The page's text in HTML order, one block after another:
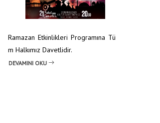
Ramazan Etkinlikleri Programına Tü
m Halkımız Davetlidir.
DEVAMINI OKU